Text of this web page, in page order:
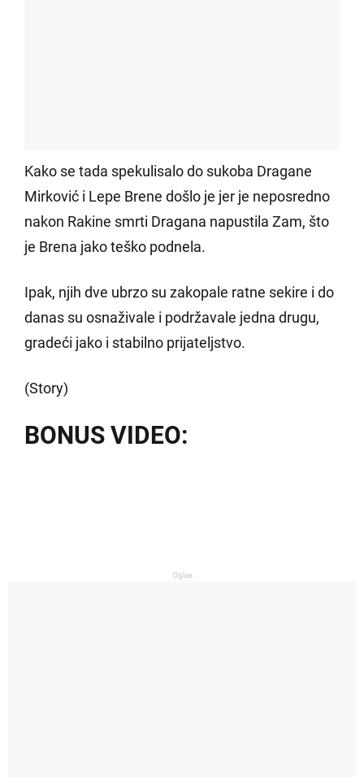
Kako se tada spekulisalo do sukoba Dragane
Mirković i Lepe Brene došlo je jer je neposredno
nakon Rakine smrti Dragana napustila Zam, što
je Brena jako teško podnela.
Ipak, njih dve ubrzo su zakopale ratne sekire i do
danas su osnaživale i podržavale jedna drugu,
gradeći jako i stabilno prijateljstvo.
(Story)
BONUS VIDEO:
Oglas